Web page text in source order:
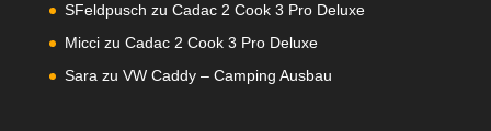
SFeldpusch zu Cadac 2 Cook 3 Pro Deluxe
Miccizu Cadac 2 Cook 3 Pro Deluxe
Sarazu VW Caddy – Camping Ausbau